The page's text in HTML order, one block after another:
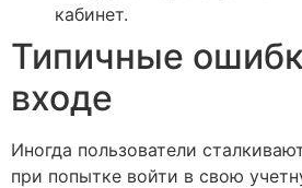
кабинет.
Типичные
входе
Иногда пользователи
при попытке войти в свою